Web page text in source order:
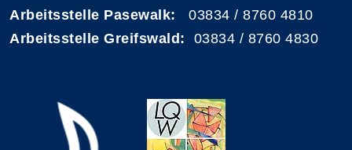
Arbeitsstelle Pasewalk: 03834 / 8760 4810
Arbeitsstelle Greifswald: 03834 / 8760 4830